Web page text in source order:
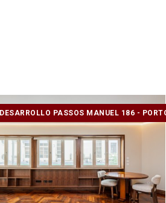
DESARROLLO PASSOS MANUEL 186 -